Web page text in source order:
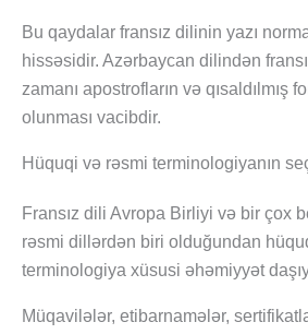
Bu qaydalar fransız dilinin yazı
hissəsidir. Azərbaycan dilindən
zamanı apostrofların və qısaldılmış
olunması vacibdir.
Hüquqi və rəsmi terminologiyanın
Fransız dili Avropa Birliyi və bir çox
rəsmi dillərdən biri olduğundan
terminologiya xüsusi əhəmiyyət
Müqavilələr, etibarnamələr,